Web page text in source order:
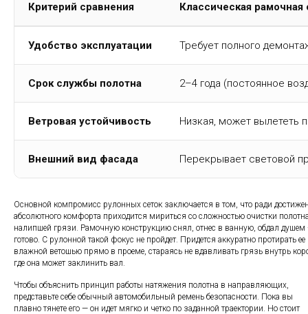
Критерий сравнения Классическая рамочная
Удобство эксплуатации Требует полного
Срок службы полотна 2–4 года (постоянное
Ветровая устойчивость Низкая, может вылететь
Внешний вид фасада Перекрывает световой
Основной компромисс рулонных сеток заключается в том, что ради
абсолютного комфорта приходится мириться со сложностью очистки
налипшей грязи. Рамочную конструкцию снял, отнес в ванную, обдал
готово. С рулонной такой фокус не пройдет. Придется аккуратно протирать ее
влажной ветошью прямо в проеме, стараясь не вдавливать грязь внутрь
где она может заклинить вал.
Чтобы объяснить принцип работы натяжения полотна в направляющих,
представьте себе обычный автомобильный ремень безопасности. Пока вы
плавно тянете его — он идет мягко и четко по заданной траектории. Но стоит